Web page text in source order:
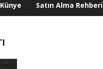
Künye Satın Alma Rehberi